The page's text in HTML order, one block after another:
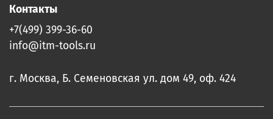
Контакты
+7(499) 399-36-60
info@itm-tools.ru
г. Москва, Б. Семеновская ул. дом 49, оф. 424